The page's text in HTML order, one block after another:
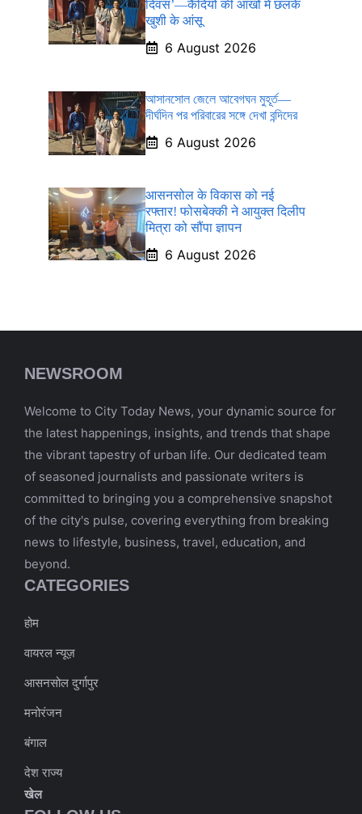
दिवस’—कैदियों की आंखों में छलके
खुशी के आंसू
6 August 2026
আসানসোল জেলে আবেগঘন মুহূর্ত—
দীর্ঘদিন পর পরিবারের সঙ্গে দেখা বন্দিদের
6 August 2026
आसनसोल के विकास को नई
रफ्तार! फोसबेक्की ने आयुक्त दिलीप
मित्रा को सौंपा ज्ञापन
6 August 2026
NEWSROOM
Welcome to City Today News, your dynamic source for
the latest happenings, insights, and trends that shape
the vibrant tapestry of urban life. Our dedicated team
of seasoned journalists and passionate writers is
committed to bringing you a comprehensive snapshot
of the city's pulse, covering everything from breaking
news to lifestyle, business, travel, education, and
beyond.
CATEGORIES
होम
वायरल न्यूज़
आसनसोल दुर्गापुर
मनोरंजन
बंगाल
देश राज्य
खेल